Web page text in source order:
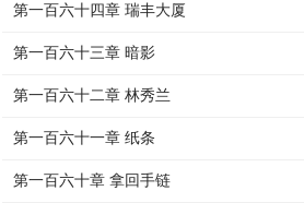
第一百六十四章 瑞丰大厦
第一百六十三章 暗影
第一百六十二章 林秀兰
第一百六十一章 纸条
第一百六十章 拿回手链